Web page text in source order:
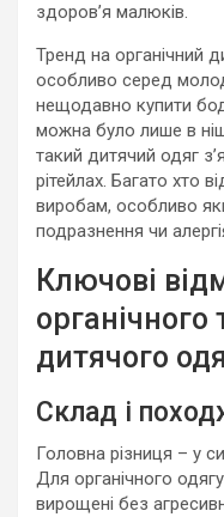
здоров’я малюків.
Тренд на органічний
особливо серед
нещодавно купити
можна було лише в
такий дитячий одяг
рітейлах. Багато хто
виробам, особливо
подразнення чи
Ключові
органічного
дитячого
Склад і
Головна різниця – у
Для органічного
вирощені без